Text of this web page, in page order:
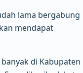
lama bergabung
mendapat
di Kabupaten